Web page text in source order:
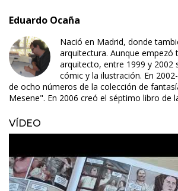
Eduardo Ocaña
Nació en Madrid, donde
arquitectura. Aunque empezó
arquitecto, entre 1999 y 2002
cómic y la ilustración. En
de ocho números de la colección de
Mesene". En 2006 creó el séptimo libro de
VÍDEO